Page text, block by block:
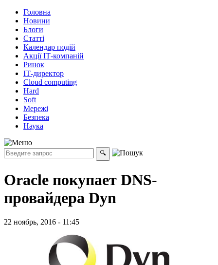
Головна
Новини
Блоги
Статті
Календар подій
Акції ІТ-компаній
Ринок
ІТ-директор
Cloud computing
Hard
Soft
Мережі
Безпека
Наука
Oracle покупает DNS-
провайдера Dyn
22 ноябрь, 2016 - 11:45